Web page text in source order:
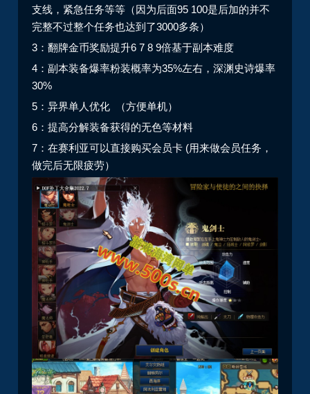
支线，紧急任务等等（因为后面95 100是后加的并不
完整不过整个任务也达到了3000多条）
3：翻牌金币奖励提升6 7 8 9倍基于副本难度
4：副本装备爆率粉装概率为35%左右，深渊史诗爆率
30%
5：异界单人优化 （方便单机）
6：提高分解装备获得的无色等材料
7：在赛利亚可以直接购买会员卡 (用来做会员任务，
做完后无限疲劳）